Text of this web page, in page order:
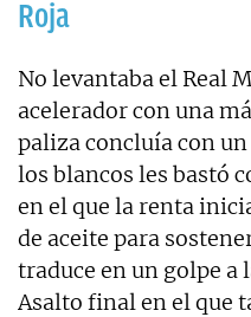
Roja
No levantaba el Real
acelerador con una
paliza concluía con
los blancos les bastó
en el que la renta
de aceite para
traduce en un golpe a
Asalto final en el que